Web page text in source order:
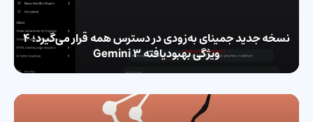
نسخه جدید جمینای به‌زودی در دسترس همه قرار می‌گیرد؛ ۴
ویژگی بهبودیافته Gemini 3